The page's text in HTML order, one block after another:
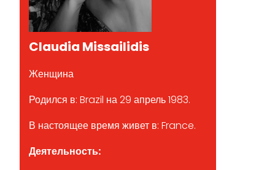
Claudia Missailidis
Женщина
Родился в: Brazil на 29 апрель 1983.
В настоящее время живет в: France.
Деятельность: